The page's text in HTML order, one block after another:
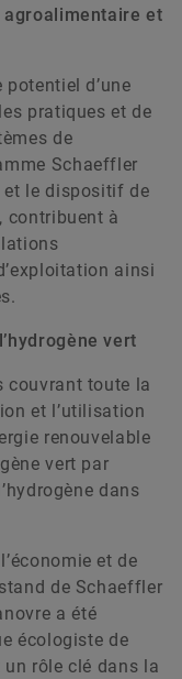
agroalimentaire et
d’une
pratiques et de
de
Schaeffler
et le dispositif de
contribuent à
ainsi
vert
couvrant toute la
et l’utilisation
renouvelable
vert par
dans
et de
de Schaeffler
a été
écologiste de
rôle clé dans la